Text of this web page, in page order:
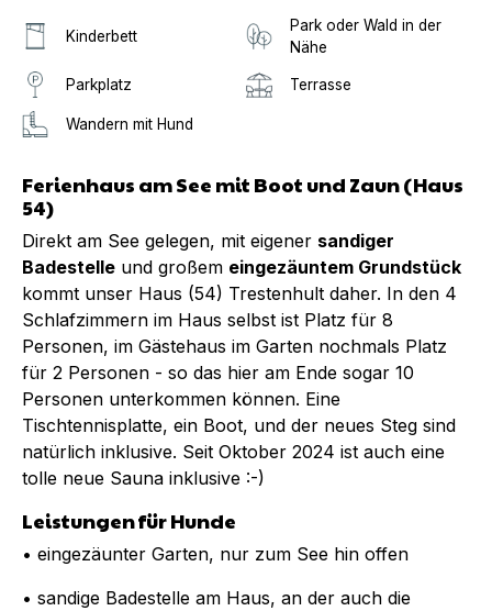
Kinderbett
Park oder Wald in der
Nähe
Parkplatz Terrasse
Wandern mit Hund
Ferienhaus am See mit Boot und Zaun (Haus
54)
Direkt am See gelegen, mit eigener sandiger
Badestelle und großem eingezäuntem Grundstück
kommt unser Haus (54) Trestenhult daher. In den 4
Schlafzimmern im Haus selbst ist Platz für 8
Personen, im Gästehaus im Garten nochmals Platz
für 2 Personen - so das hier am Ende sogar 10
Personen unterkommen können. Eine
Tischtennisplatte, ein Boot, und der neues Steg sind
natürlich inklusive. Seit Oktober 2024 ist auch eine
tolle neue Sauna inklusive :-)
Leistungen für Hunde
• eingezäunter Garten, nur zum See hin offen
• sandige Badestelle am Haus, an der auch die